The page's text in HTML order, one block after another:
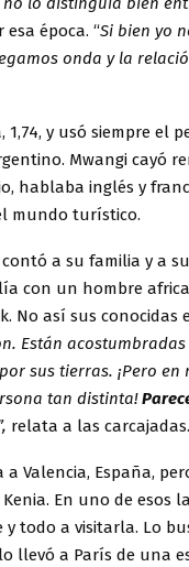
época. “Si bien yo
onda y la
1,74, y usó siempre el
Mwangi cayó
hablaba inglés y
mundo turístico.
a su familia y a
con un hombre
No así sus conocidas
Están
sus tierras. ¡Pero en
tan distinta!
relata a las carcajadas.
Valencia, España,
En uno de esos
y todo a visitarla. Lo
llevó a París de una